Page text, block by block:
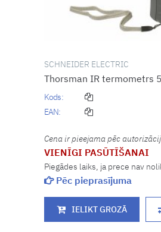
SCHNEIDER ELECTRIC
Thorsman IR termometrs
Kods:
EAN:
Cena ir pieejama pēc
VIENĪGI PASŪTĪŠANAI
Piegādes laiks, ja prece nav
Pēc pieprasījuma
IELIKT GROZĀ